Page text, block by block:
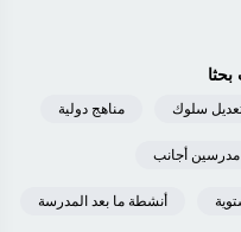
بحثا
سلوك مناهج دولية
مدرسين أجانب
أنشطة ما بعد المدرسة